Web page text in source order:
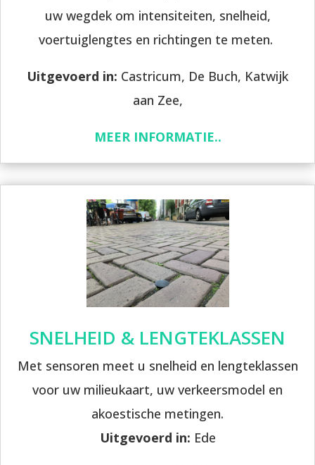
uw wegdek om intensiteiten, snelheid,
voertuiglengtes en richtingen te meten.
Uitgevoerd in: Castricum, De Buch, Katwijk
aan Zee,
MEER INFORMATIE..
SNELHEID & LENGTEKLASSEN
Met sensoren meet u snelheid en lengteklassen
voor uw milieukaart, uw verkeersmodel en
akoestische metingen.
Uitgevoerd in: Ede